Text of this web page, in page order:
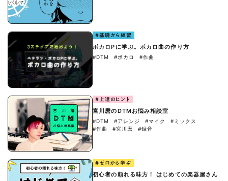
#基礎から練習
ボカロPに学ぶ。ボカロ曲の作り方
#DTM #ボカロ #作曲
#上達のヒント
宮川麿のDTMお悩み相談室
#DTM #アレンジ #マイク
#ミックス
#作曲
#宮川麿 #録音
#ゼロから学ぶ
初心者の頼れる味方！ はじめての楽器屋さん